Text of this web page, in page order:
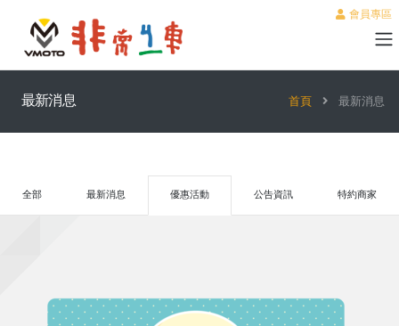
會員專區
最新消息 首頁 最新消息
全部 最新消息 優惠活動 公告資訊 特約商家